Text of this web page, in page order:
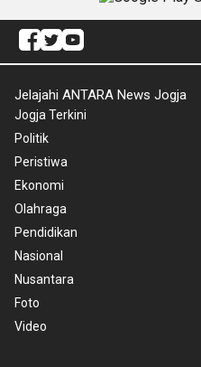
Jelajahi ANTARA News Jogja
Jogja Terkini
Politik
Peristiwa
Ekonomi
Olahraga
Pendidikan
Nasional
Nusantara
Foto
Video